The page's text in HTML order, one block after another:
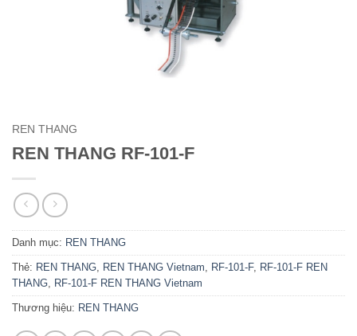
REN THANG
REN THANG RF-101-F
Danh mục: REN THANG
Thẻ: REN THANG, REN THANG Vietnam, RF-101-F, RF-101-F REN
THANG, RF-101-F REN THANG Vietnam
Thương hiệu: REN THANG